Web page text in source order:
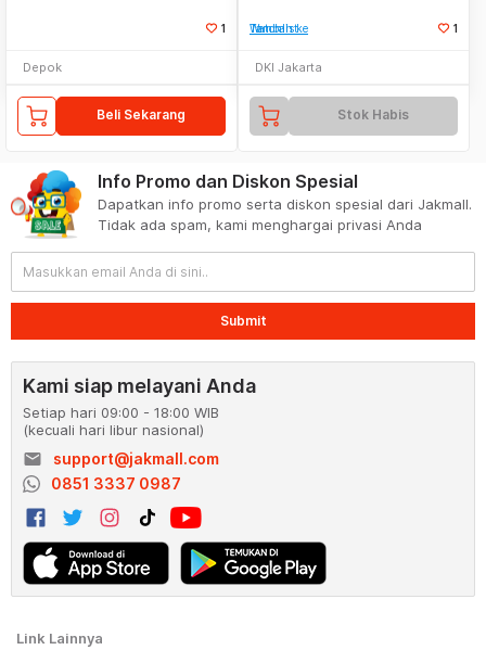
1
Depok
Beli Sekarang
Tambah ke Watchlist 1
DKI Jakarta
Stok Habis
Info Promo dan Diskon Spesial
Dapatkan info promo serta diskon spesial dari Jakmall.
Tidak ada spam, kami menghargai privasi Anda
Submit
Kami siap melayani Anda
Setiap hari 09:00 - 18:00 WIB
(kecuali hari libur nasional)
email
support@jakmall.com
0851 3337 0987